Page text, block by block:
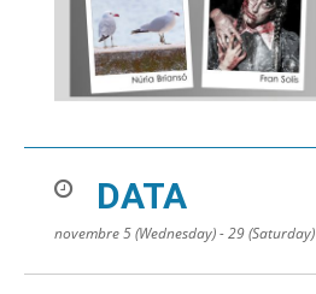
DATA
novembre 5 (Wednesday) - 29 (Saturday)